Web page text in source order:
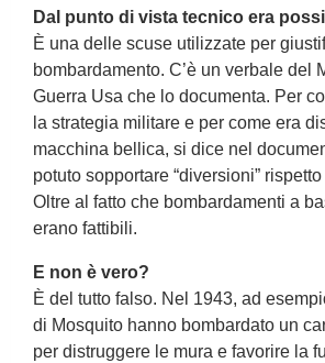
Dal punto di vista tecnico era
È una delle scuse utilizzate per
bombardamento. C’è un verbale del
Guerra Usa che lo documenta. Per
la strategia militare e per come era
macchina bellica, si dice nel
potuto sopportare “diversioni”
Oltre al fatto che bombardamenti a
erano fattibili.
E non è vero?
È del tutto falso. Nel 1943, ad
di Mosquito hanno bombardato un
per distruggere le mura e favorire la